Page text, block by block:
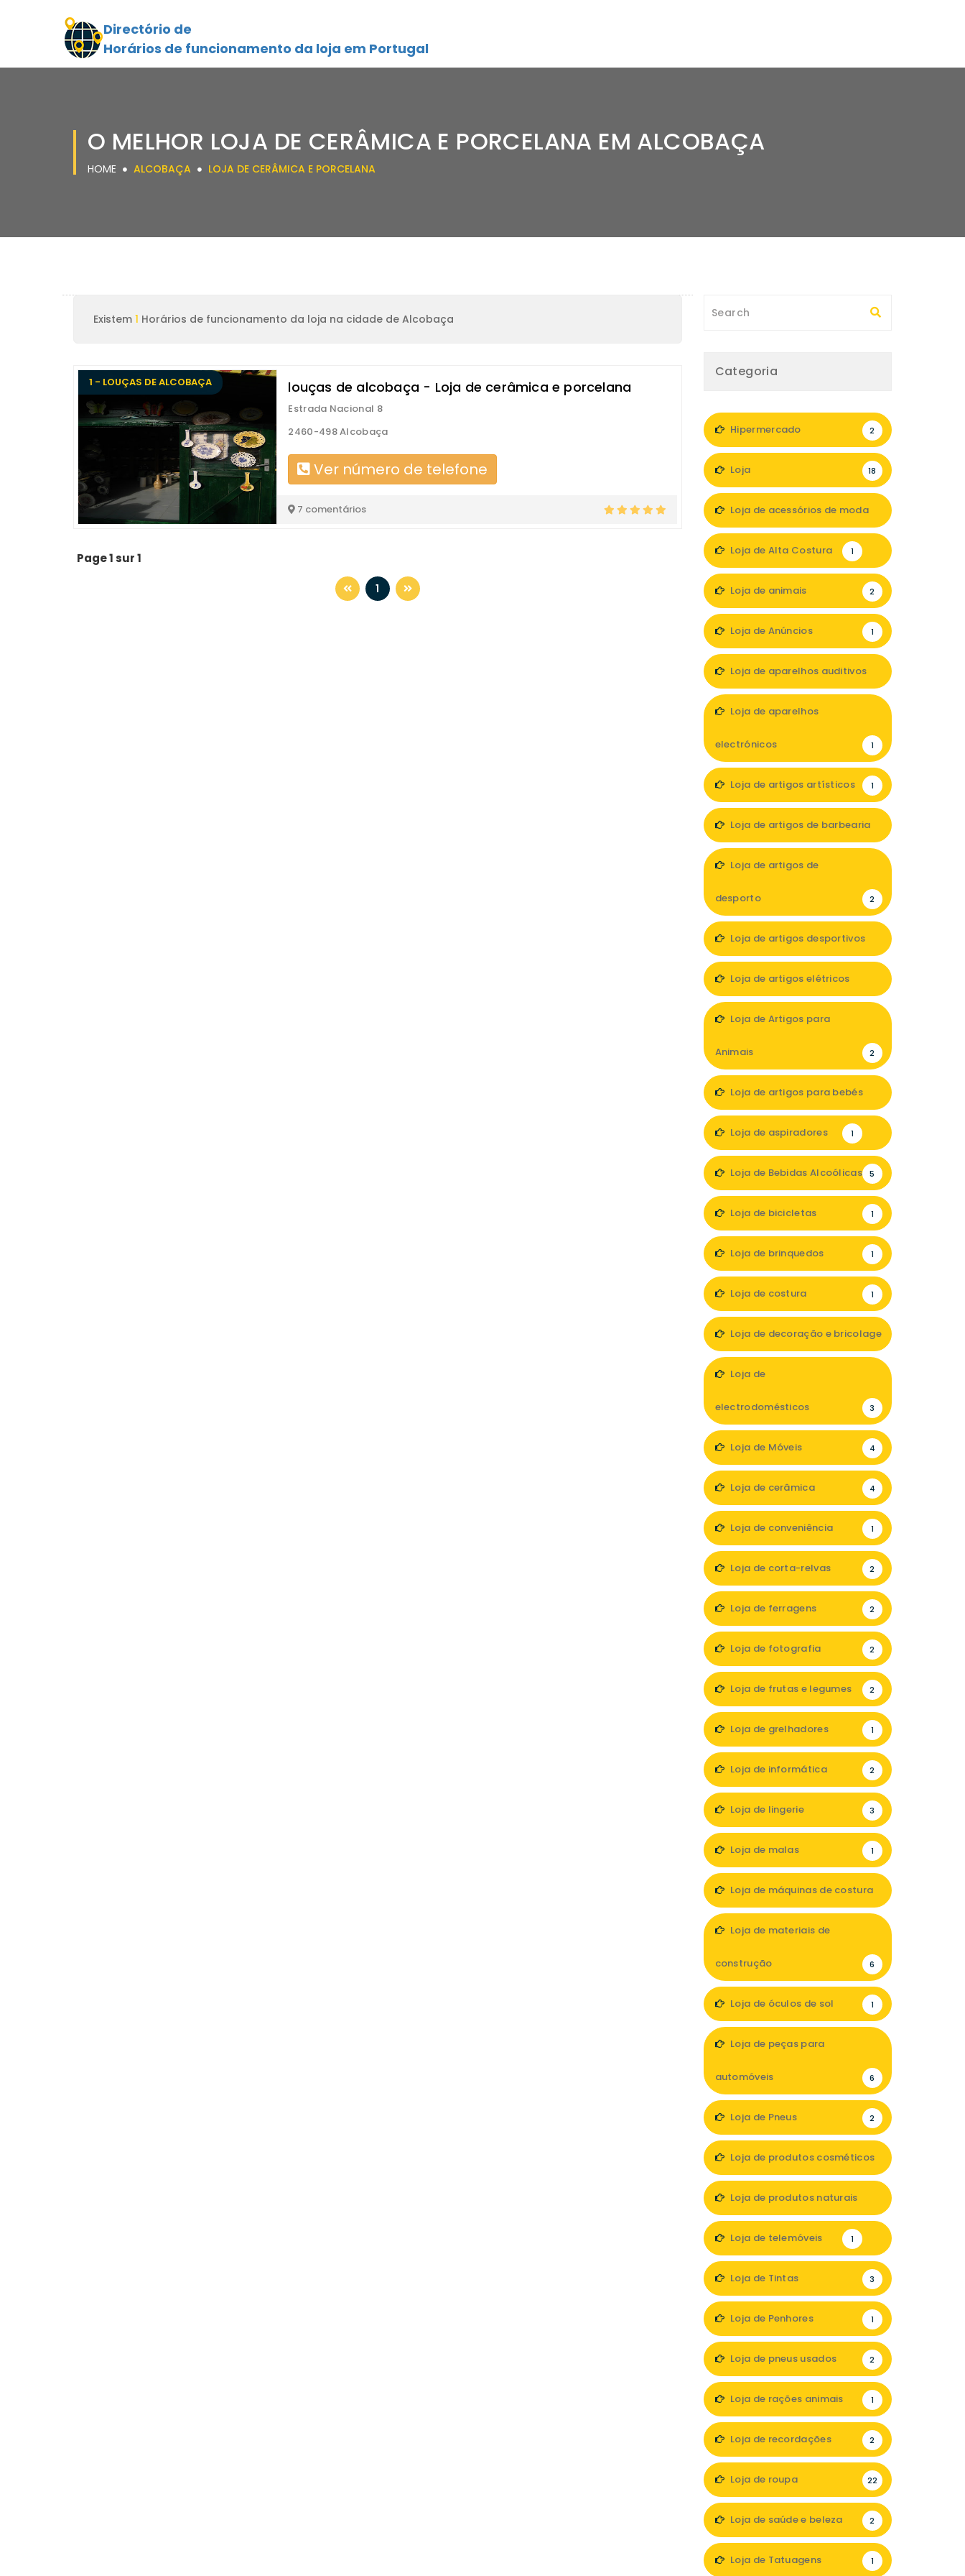
Directório de
Horários de funcionamento da loja em Portugal
O MELHOR LOJA DE CERÂMICA E PORCELANA EM ALCOBAÇA
HOME ALCOBAÇA LOJA DE CERÂMICA E PORCELANA
Existem 1 Horários de funcionamento da loja na cidade de Alcobaça
1 - LOUÇAS DE ALCOBAÇA louças de alcobaça - Loja de cerâmica e porcelana
Estrada Nacional 8
2460-498 Alcobaça
Ver número de telefone
7 comentários
Page 1 sur 1
1
Categoria
Hipermercado 2
Loja 18
Loja de acessórios de moda
Loja de Alta Costura 1
Loja de animais 2
Loja de Anúncios 1
Loja de aparelhos auditivos
Loja de aparelhos
electrónicos 1
Loja de artigos artísticos 1
Loja de artigos de barbearia
Loja de artigos de
desporto 2
Loja de artigos desportivos
Loja de artigos elétricos
Loja de Artigos para
Animais 2
Loja de artigos para bebés
Loja de aspiradores 1
Loja de Bebidas Alcoólicas 5
Loja de bicicletas 1
Loja de brinquedos 1
Loja de costura 1
Loja de decoração e bricolage
Loja de
electrodomésticos 3
Loja de Móveis 4
Loja de cerâmica 4
Loja de conveniência 1
Loja de corta-relvas 2
Loja de ferragens 2
Loja de fotografia 2
Loja de frutas e legumes 2
Loja de grelhadores 1
Loja de informática 2
Loja de lingerie 3
Loja de malas 1
Loja de máquinas de costura
Loja de materiais de
construção 6
Loja de óculos de sol 1
Loja de peças para
automóveis 6
Loja de Pneus 2
Loja de produtos cosméticos
Loja de produtos naturais
Loja de telemóveis 1
Loja de Tintas 3
Loja de Penhores 1
Loja de pneus usados 2
Loja de rações animais 1
Loja de recordações 2
Loja de roupa 22
Loja de saúde e beleza 2
Loja de Tatuagens 1